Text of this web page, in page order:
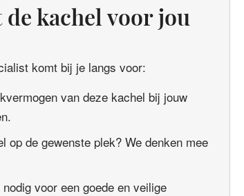
kachel voor jou
komt bij je langs voor:
van deze kachel bij jouw
op de gewenste plek? We denken mee
voor een goede en veilige